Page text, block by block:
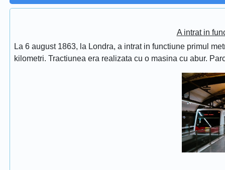
A intrat in
La 6 august 1863, la Londra, a intrat in functiune primul
kilometri. Tractiunea era realizata cu o masina cu abur.